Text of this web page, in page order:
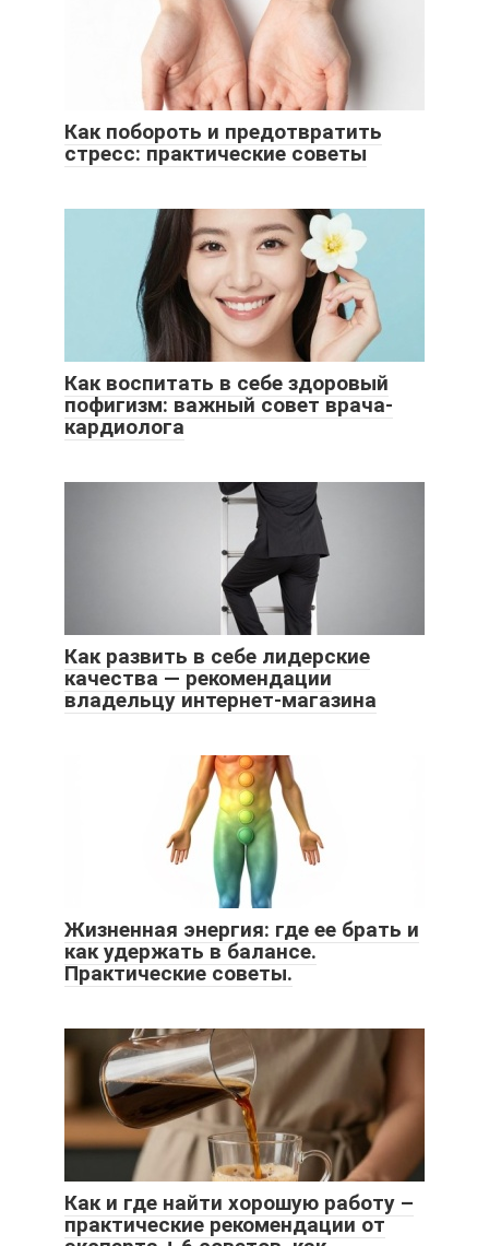
Как побороть и предотвратить
стресс: практические советы
Как воспитать в себе здоровый
пофигизм: важный совет врача-
кардиолога
Как развить в себе лидерские
качества — рекомендации
владельцу интернет-магазина
Жизненная энергия: где ее брать и
как удержать в балансе.
Практические советы.
Как и где найти хорошую работу –
практические рекомендации от